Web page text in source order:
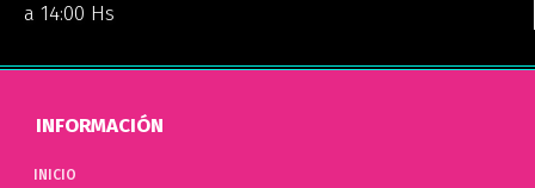
a 14:00 Hs
INFORMACIÓN
INICIO